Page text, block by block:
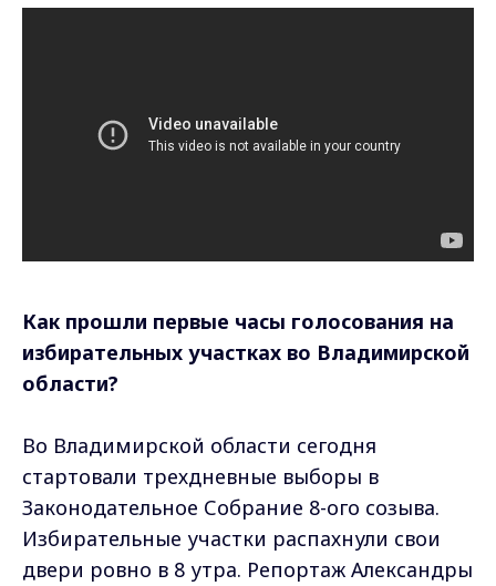
Как прошли первые часы голосования на
избирательных участках во Владимирской
области?
Во Владимирской области сегодня
стартовали трехдневные выборы в
Законодательное Собрание 8-ого созыва.
Избирательные участки распахнули свои
двери ровно в 8 утра. Репортаж Александры